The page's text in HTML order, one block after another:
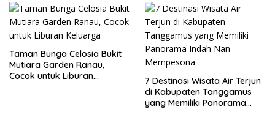
Taman Bunga Celosia Bukit
Mutiara Garden Ranau,
Cocok untuk Liburan
7 Destinasi Wisata Air Terjun
di Kabupaten Tanggamus
yang Memiliki Panorama